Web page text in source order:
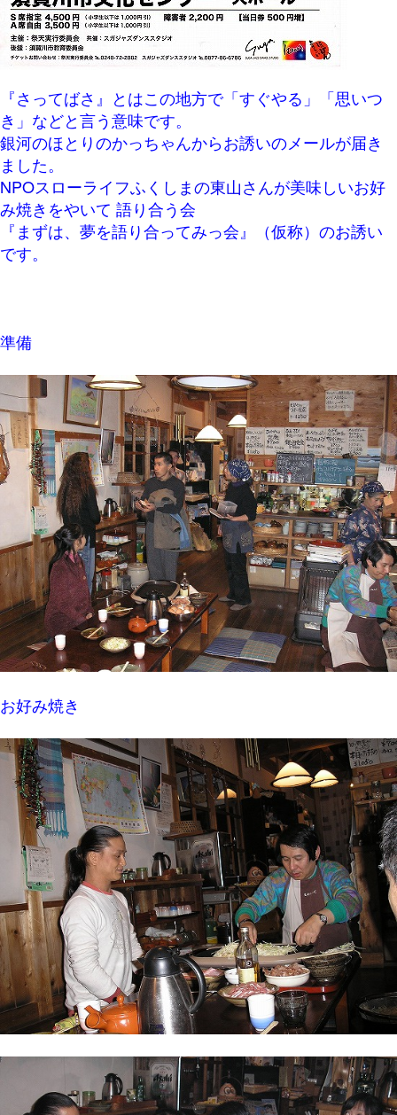
『さってばさ』とはこの地方で「すぐやる」「思いつ
き」などと言う意味です。
銀河のほとりのかっちゃんからお誘いのメールが届き
ました。
NPOスローライフふくしまの東山さんが美味しいお好
み焼きをやいて 語り合う会
『まずは、夢を語り合ってみっ会』（仮称）のお誘い
です。
準備
お好み焼き